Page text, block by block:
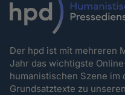
Der hpd ist mit mehreren
Jahr das wichtigste
humanistischen Szene im
Grundsatztexte zu